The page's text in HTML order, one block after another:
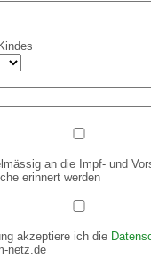
an die Impf- und
erinnert werden
akzeptiere ich die
netz.de